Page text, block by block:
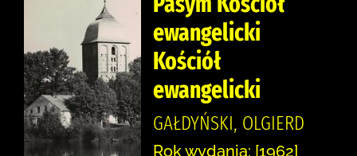
ewangelicki
Kościół
ewangelicki
GAŁDYŃSKI, OLGIERD
Rok wydania: [1962]